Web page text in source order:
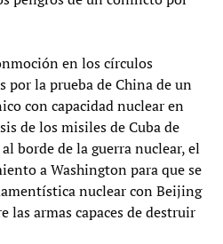
en los círculos
por la prueba de China de un
con capacidad nuclear en
de los misiles de Cuba de
borde de la guerra nuclear, el
a Washington para que se
nuclear con Beijing
las armas capaces de destruir